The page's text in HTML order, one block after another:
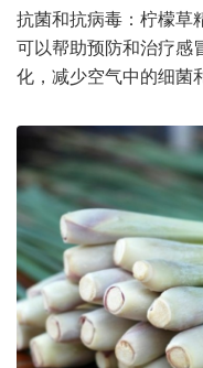
抗菌和抗病毒：柠檬草
可以帮助预防和治疗感
化，减少空气中的细菌